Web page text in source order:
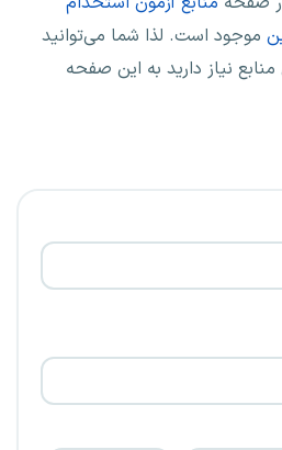
موجود است. لذا شما می‌توانید
نیاز دارید به این صفحه